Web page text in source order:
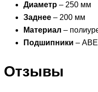
Диаметр – 250 мм
Заднее – 200 мм
Материал –
Подшипники –
Отзывы